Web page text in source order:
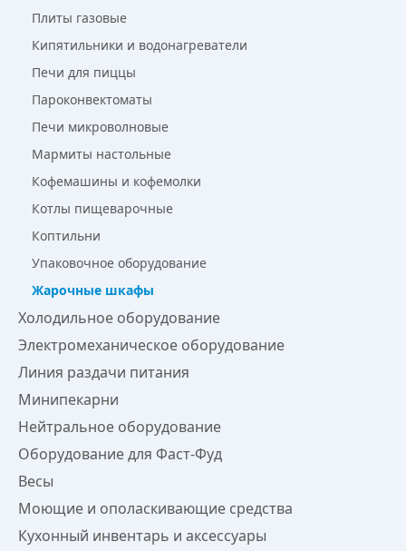
Плиты газовые
Кипятильники и водонагреватели
Печи для пиццы
Пароконвектоматы
Печи микроволновые
Мармиты настольные
Кофемашины и кофемолки
Котлы пищеварочные
Коптильни
Упаковочное оборудование
Жарочные шкафы
Холодильное оборудование
Электромеханическое оборудование
Линия раздачи питания
Минипекарни
Нейтральное оборудование
Оборудование для Фаст-Фуд
Весы
Моющие и ополаскивающие средства
Кухонный инвентарь и аксессуары